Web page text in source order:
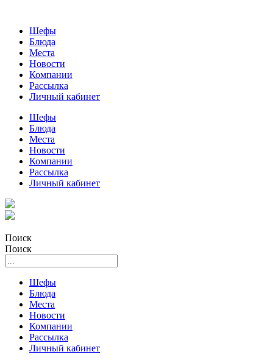
Шефы
Блюда
Места
Новости
Компании
Рассылка
Личный кабинет
Шефы
Блюда
Места
Новости
Компании
Рассылка
Личный кабинет
Поиск
Поиск
Шефы
Блюда
Места
Новости
Компании
Рассылка
Личный кабинет